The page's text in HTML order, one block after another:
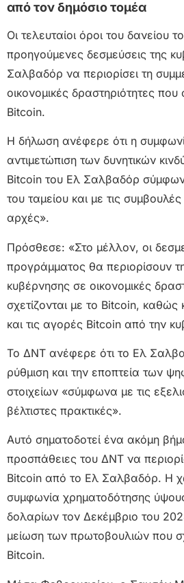
από τον δημόσιο τομέα
Οι τελευταίοι όροι του δανείου
προηγούμενες δεσμεύσεις της
Σαλβαδόρ να περιορίσει τη
οικονομικές δραστηριότητες που
Bitcoin.
Η δήλωση ανέφερε ότι η
αντιμετώπιση των δυνητικών
Bitcoin του Ελ Σαλβαδόρ
του ταμείου και με τις
αρχές».
Πρόσθεσε: «Στο μέλλον, οι
προγράμματος θα περιορίσουν
κυβέρνησης σε οικονομικές
σχετίζονται με το Bitcoin, καθώς
και τις αγορές Bitcoin από την
Το ΔΝΤ ανέφερε ότι το Ελ
ρύθμιση και την εποπτεία των
στοιχείων «σύμφωνα με τις
βέλτιστες πρακτικές».
Αυτό σηματοδοτεί ένα ακόμη
προσπάθειες του ΔΝΤ να
Bitcoin από το Ελ Σαλβαδόρ. Η
συμφωνία χρηματοδότησης
δολαρίων τον Δεκέμβριο του
μείωση των πρωτοβουλιών που
Bitcoin.